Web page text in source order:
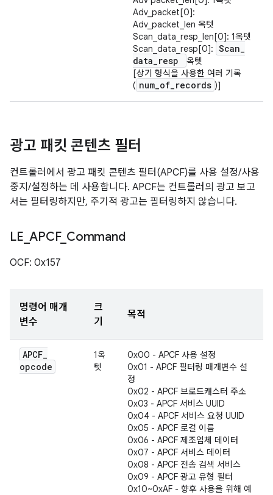
Adv_packet[0]:
Adv_packet_len 옥텟
Scan_data_resp_len[0]: 1옥텟
Scan_data_resp[0]: Scan_
data_resp
옥텟
[상기 형식을 사용한 여러 기록
( num_of_records )]
광고 패킷 콘텐츠 필터
컨트롤러에서 광고 패킷 콘텐츠 필터(APCF)를 사용 설정/사용
중지/설정하는 데 사용합니다. APCF는 컨트롤러의 광고 보고
서는 필터링하지만, 주기적 광고는 필터링하지 않습니다.
LE _APCF_ Command
OCF: 0x157
명령어 매개
변수
크
기
목적
APCF_
opcode
1옥
텟
0x00 - APCF 사용 설정
0x01 - APCF 필터링 매개변수 설
정
0x02 - APCF 브로드캐스터 주소
0x03 - APCF 서비스 UUID
0x04 - APCF 서비스 요청 UUID
0x05 - APCF 로컬 이름
0x06 - APCF 제조업체 데이터
0x07 - APCF 서비스 데이터
0x08 - APCF 전송 검색 서비스
0x09 - APCF 광고 유형 필터
0x10~0xAF - 향후 사용을 위해 예